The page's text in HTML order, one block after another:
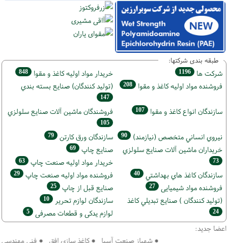
طبقه بندی شرکتها:
شركت ها 1196 خريدار مواد اوليه كاغذ و مقوا 848
فروشنده مواد اوليه كاغذ و مقوا 208 (تولید كنندگان) صنايع بسته بندي
147
سازندگان انواع کاغذ و مقوا 107 فروشندگان ماشين آلات صنايع سلولزي
105
نيروي انساني متخصص (نیازمند) 90 سازندگان ورق كارتن 79
خریداران ماشين آلات صنايع سلولزي
73
صنايع چاپ 69
خريدار مواد اوليه صنعت چاپ 63
سازندگان كاغذ هاي بهداشتي 40 فروشنده مواد اوليه صنعت چاپ 29
فروشنده مواد شیمیایی 27 صنايع قبل از چاپ 25
(تولید كنندگان ) صنايع تبديلي كاغذ
24
سازندگان لوازم تحریر 10
لوازم یدکی و قطعات مصرفی 5
اعضا جدید:
● شهباز صنعت آسیا ● کاغذ سازی افق ● فنی مهندسی